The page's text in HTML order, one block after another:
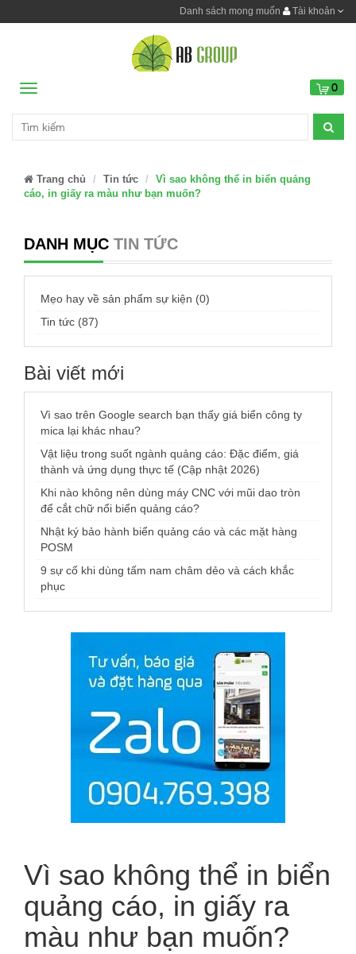
Danh sách mong muốn Tài khoản
Menu 0
Trang chủ Tin tức
Vì sao không thể in biển quảng
cáo, in giấy ra màu như bạn muốn?
DANH MỤC TIN TỨC
Mẹo hay về sản phẩm sự kiện (0)
Tin tức (87)
Bài viết mới
Vì sao trên Google search bạn thấy giá biển công ty
mica lại khác nhau?
Vật liệu trong suốt ngành quảng cáo: Đặc điểm, giá
thành và ứng dụng thực tế (Cập nhật 2026)
Khi nào không nên dùng máy CNC với mũi dao tròn
để cắt chữ nổi biển quảng cáo?
Nhật ký bảo hành biển quảng cáo và các mặt hàng
POSM
9 sự cố khi dùng tấm nam châm dẻo và cách khắc
phục
Vì sao không thể in biển
quảng cáo, in giấy ra
màu như bạn muốn?